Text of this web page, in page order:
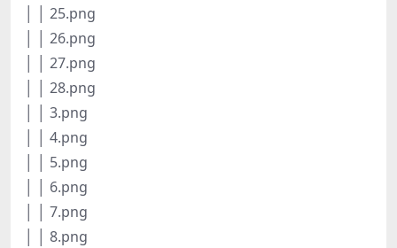
│ │ 25.png
│ │ 26.png
│ │ 27.png
│ │ 28.png
│ │ 3.png
│ │ 4.png
│ │ 5.png
│ │ 6.png
│ │ 7.png
│ │ 8.png